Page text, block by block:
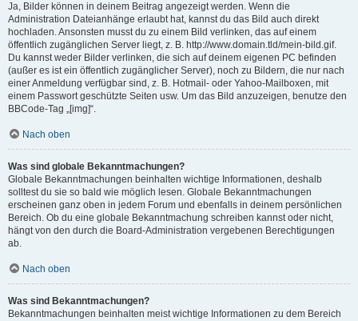
Ja, Bilder können in deinem Beitrag angezeigt werden. Wenn die
Administration Dateianhänge erlaubt hat, kannst du das Bild auch direkt
hochladen. Ansonsten musst du zu einem Bild verlinken, das auf einem
öffentlich zugänglichen Server liegt, z. B. http://www.domain.tld/mein-bild.gif.
Du kannst weder Bilder verlinken, die sich auf deinem eigenen PC befinden
(außer es ist ein öffentlich zugänglicher Server), noch zu Bildern, die nur nach
einer Anmeldung verfügbar sind, z. B. Hotmail- oder Yahoo-Mailboxen, mit
einem Passwort geschützte Seiten usw. Um das Bild anzuzeigen, benutze den
BBCode-Tag „[img]“.
Nach oben
Was sind globale Bekanntmachungen?
Globale Bekanntmachungen beinhalten wichtige Informationen, deshalb
solltest du sie so bald wie möglich lesen. Globale Bekanntmachungen
erscheinen ganz oben in jedem Forum und ebenfalls in deinem persönlichen
Bereich. Ob du eine globale Bekanntmachung schreiben kannst oder nicht,
hängt von den durch die Board-Administration vergebenen Berechtigungen
ab.
Nach oben
Was sind Bekanntmachungen?
Bekanntmachungen beinhalten meist wichtige Informationen zu dem Bereich